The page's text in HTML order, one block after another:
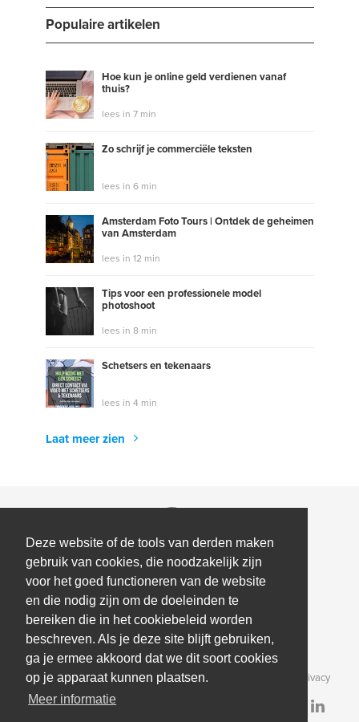
Deze website of de tools van derden maken
gebruik van cookies, die noodzakelijk zijn
voor het goed functioneren van de website
en die nodig zijn om de doeleinden te
bereiken die in het cookiebeleid worden
beschreven. Als je deze site blijft gebruiken,
ga je ermee akkoord dat we dit soort cookies
op je apparaat kunnen plaatsen.
Meer informatie
Populaire artikelen
Hoe kun je online geld verdienen vanaf
thuis?
lees in 7 min
Zo schrijf je commerciële teksten
lees in 6 min
Amsterdam Foto Tours | Ontdek de geheimen
van Amsterdam
lees in 12 min
Tips voor een professionele model
photoshoot
lees in 8 min
Schetsers en tekenaars
lees in 4 min
Laat meer zien
Over ons
Contact
Pers
Onze partners
Partner & investor updates
Help
Medewerker Coaching
Algemene Voorwaarden & privacy